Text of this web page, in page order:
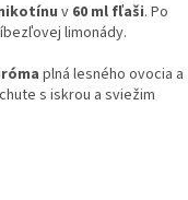
v 60 ml fľaši. Po
limonády.
plná lesného ovocia a
s iskrou a sviežim